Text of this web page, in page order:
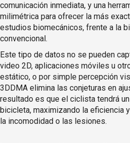
comunicación inmediata, y una
milimétrica para ofrecer la más
estudios biomecánicos, frente a la
convencional.
Este tipo de datos no se pueden
video 2D, aplicaciones móviles u
estático, o por simple percepción
3DDMA elimina las conjeturas en
resultado es que el ciclista tendrá
bicicleta, maximizando la eficiencia
la incomodidad o las lesiones.